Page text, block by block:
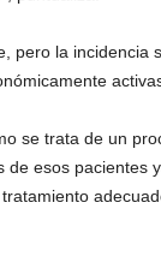
pero la incidencia
se trata de un
esos pacientes